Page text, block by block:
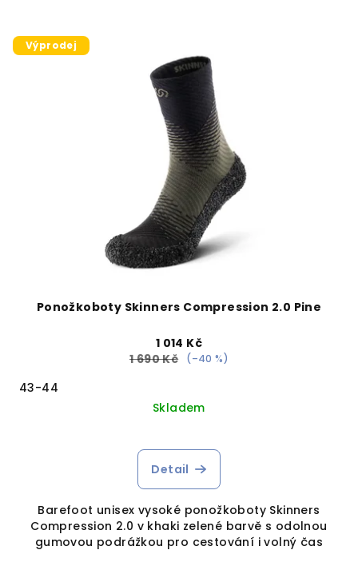
Výprodej
Ponožkoboty Skinners Compression 2.0 Pine
1 014 Kč
1 690 Kč
(–40 %)
43-44
Skladem
Detail
Barefoot unisex vysoké ponožkoboty Skinners
Compression 2.0 v khaki zelené barvě s odolnou
gumovou podrážkou pro cestování i volný čas